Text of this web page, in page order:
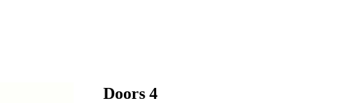
Doors 4